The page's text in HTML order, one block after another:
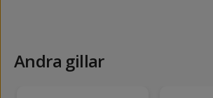
Andra gillar